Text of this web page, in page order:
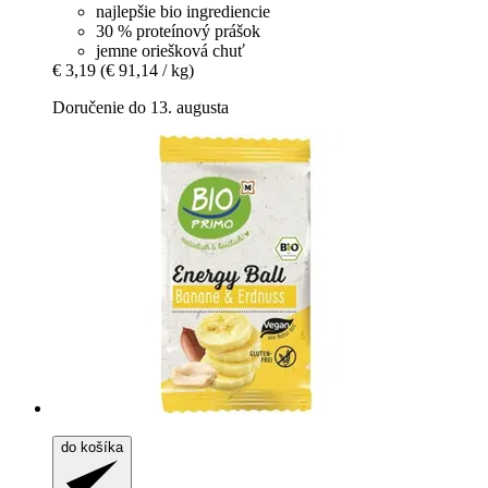
najlepšie bio ingrediencie
30 % proteínový prášok
jemne oriešková chuť
€ 3,19 (€ 91,14 / kg)
Doručenie do 13. augusta
do košíka